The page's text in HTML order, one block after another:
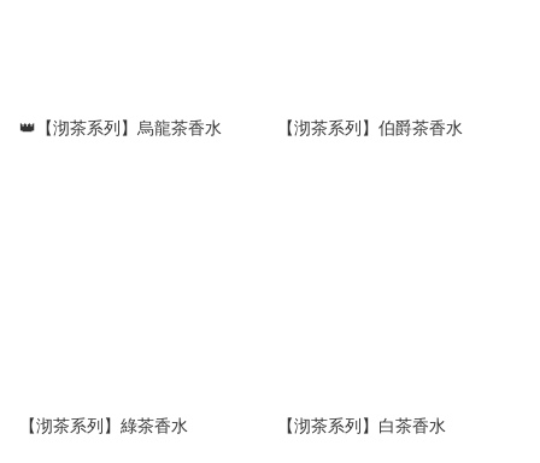
👑【沏茶系列】烏龍茶香水 【沏茶系列】伯爵茶香水
【沏茶系列】綠茶香水 【沏茶系列】白茶香水